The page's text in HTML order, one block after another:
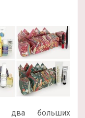
два больших